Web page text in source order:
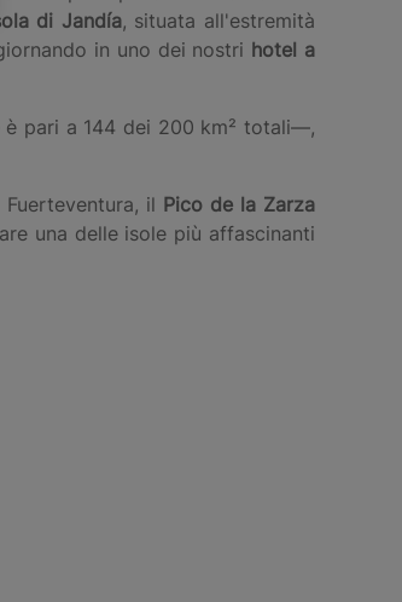
di Jandía, situata all'estremità
in uno dei nostri hotel a
pari a 144 dei 200 km² totali—,
il Pico de la Zarza
una delle isole più affascinanti